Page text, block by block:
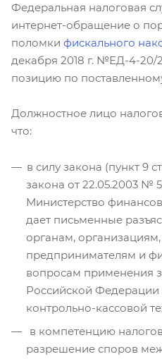
Федеральная налоговая
интернет-обращение о
поломки фискального
декабря 2018 г. №ЕД-4-20/
позицию по
Должностное лицо
что:
в силу закона (пункт 9
закона от 22.05.2003 №
Министерство
дает письменные
органам,
предпринимателям и
вопросам применения
Российской
контрольно-кассовой
в компетенцию
разрешение споров